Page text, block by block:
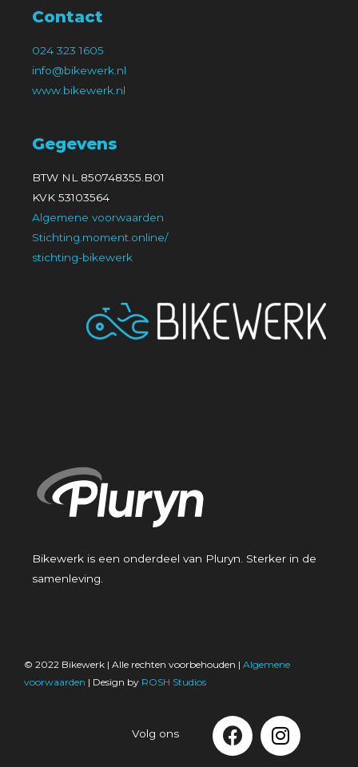
Contact
024 323 1605
info@bikewerk.nl
www.bikewerk.nl
Gegevens
BTW NL 850748355.B01
KVK 53103564
Algemene voorwaarden
Stichting.moment.online/
stichting-bikewerk
Bikewerk is een onderdeel van Pluryn. Sterker in de
samenleving.
© 2022 Bikewerk | Alle rechten voorbehouden | Algemene
voorwaarden | Design by ROSH Studios
Volg ons